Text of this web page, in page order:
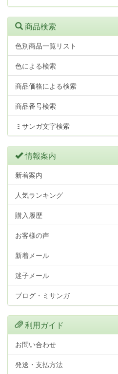
商品検索
色別商品一覧リスト
色による検索
商品価格による検索
商品番号検索
ミサンガ文字検索
情報案内
新着案内
人気ランキング
購入履歴
お客様の声
新着メール
迷子メール
ブログ・ミサンガ
利用ガイド
お問い合わせ
発送・支払方法